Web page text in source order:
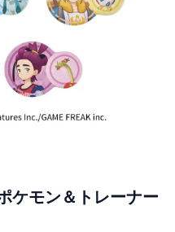
ケモン＆トレーナー